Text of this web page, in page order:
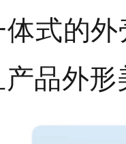
式的
品外